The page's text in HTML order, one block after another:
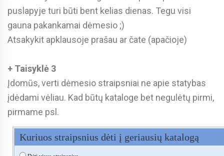
puslapyje turi būti bent kelias dienas. Tegu visi
gauna pakankamai dėmesio ;)
Atsakykit apklausoje prašau ar čate (apačioje)
+ Taisyklė 3
Įdomūs, verti dėmesio straipsniai ne apie statybas
įdėdami vėliau. Kad būtų kataloge bet negulėtų pirmi,
pirmame psl.
Kuriuos straipsnius dėti į geriausių katalogą